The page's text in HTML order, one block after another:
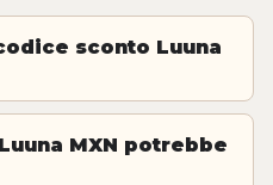
sconto Luuna
MXN potrebbe